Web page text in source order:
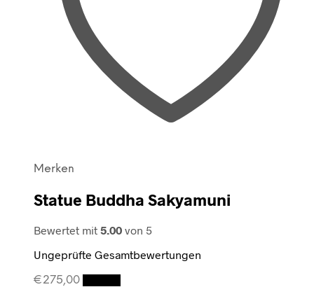
Merken
Statue Buddha Sakyamuni
Bewertet mit 5.00 von 5
Ungeprüfte Gesamtbewertungen
€275,00